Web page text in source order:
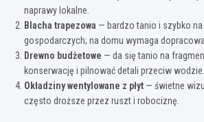
naprawy lokalne.
Blacha trapezowa — bardzo tanio i szybko na
gospodarczych; na domu wymaga
Drewno budżetowe — da się tanio na
konserwację i pilnować detali przeciw wodzie.
Okładziny wentylowane z płyt — świetne
często droższe przez ruszt i robociznę.